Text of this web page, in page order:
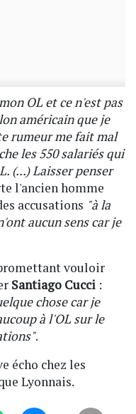
OL et ce n'est pas
américain que je
rumeur me fait mal
les 550 salariés qui
(...) Laisser penser
l'ancien homme
accusations "à la
aucun sens car je
vouloir
Santiago Cucci :
chose car je
à l'OL sur le
.
écho chez les
Lyonnais.